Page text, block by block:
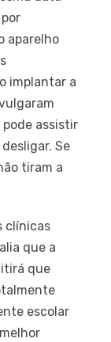
aparelho
implantar a
assistir
Se
tiram a
clínicas
que a
que
escolar